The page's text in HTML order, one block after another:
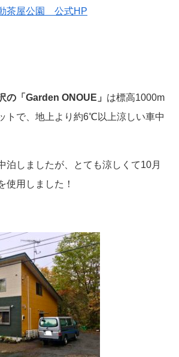
茶屋公園 公式HP
の「Garden ONOUE」 は標高1000m
トで、地上より約6℃以上涼しい車中
泊しましたが、とても涼しくて10月
使用しました！